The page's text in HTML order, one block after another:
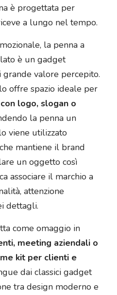
è progettata per
a lungo nel tempo.
la penna a
è un gadget
grande valore percepito.
offre spazio ideale per
logo, slogan o
la penna un
viene utilizzato
mantiene il brand
un oggetto così
associare il marchio a
attenzione
dettagli.
come omaggio in
meeting aziendali o
kit per clienti e
dai classici gadget
tra design moderno e